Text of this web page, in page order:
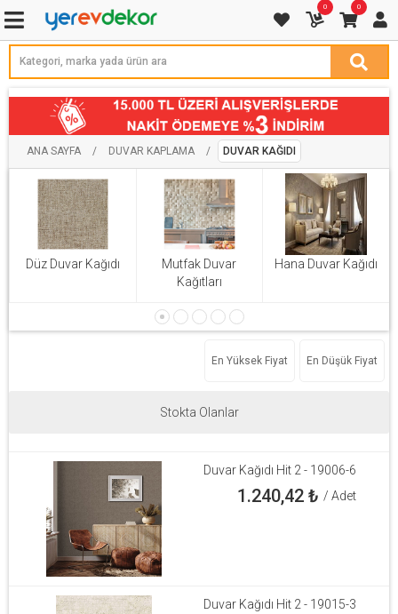
0 0
ANA SAYFA / DUVAR KAPLAMA / DUVAR KAĞIDI
Düz Duvar Kağıdı
Mutfak Duvar
Kağıtları
Hana Duvar Kağıdı
En Yüksek Fiyat En Düşük Fiyat
Stokta Olanlar
Duvar Kağıdı Hit 2 - 19006-6
1.240,42₺ / Adet
Duvar Kağıdı Hit 2 - 19015-3